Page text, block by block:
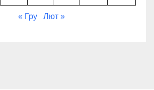
« Гру Лют »